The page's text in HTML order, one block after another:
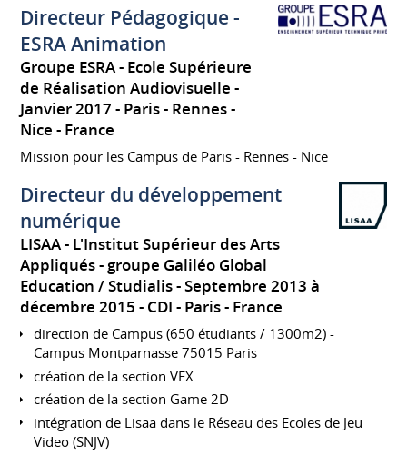
Directeur Pédagogique -
ESRA Animation
Groupe ESRA - Ecole Supérieure
de Réalisation Audiovisuelle
Janvier 2017 Paris - Rennes -
Nice
France
Mission pour les Campus de Paris - Rennes - Nice
Directeur du développement
numérique
LISAA - L'Institut Supérieur des Arts
Appliqués - groupe Galiléo Global
Education / Studialis
Septembre 2013 à
décembre 2015 CDI Paris France
direction de Campus (650 étudiants / 1300m2) -
Campus Montparnasse 75015 Paris
création de la section VFX
création de la section Game 2D
intégration de Lisaa dans le Réseau des Ecoles de Jeu
Video (SNJV)